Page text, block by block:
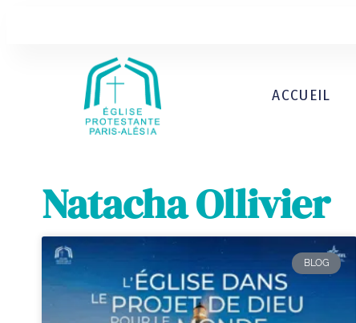
ACCUEIL
Natacha Ollivier
BLOG